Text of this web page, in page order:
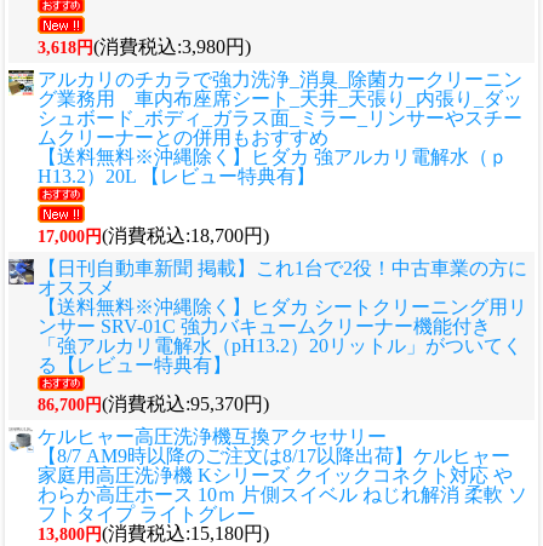
3,618円(消費税込:3,980円)
アルカリのチカラで強力洗浄_消臭_除菌カークリーニン
グ業務用 車内布座席シート_天井_天張り_内張り_ダッ
シュボード_ボディ_ガラス面_ミラー_リンサーやスチー
ムクリーナーとの併用もおすすめ
【送料無料※沖縄除く】ヒダカ 強アルカリ電解水（ｐ
H13.2）20L 【レビュー特典有】
17,000円(消費税込:18,700円)
【日刊自動車新聞 掲載】これ1台で2役！中古車業の方に
オススメ
【送料無料※沖縄除く】ヒダカ シートクリーニング用リ
ンサー SRV-01C 強力バキュームクリーナー機能付き
「強アルカリ電解水（pH13.2）20リットル」がついてく
る【レビュー特典有】
86,700円(消費税込:95,370円)
ケルヒャー高圧洗浄機互換アクセサリー
【8/7 AM9時以降のご注文は8/17以降出荷】ケルヒャー
家庭用高圧洗浄機 Kシリーズ クイックコネクト対応 や
わらか高圧ホース 10ｍ 片側スイベル ねじれ解消 柔軟 ソ
フトタイプ ライトグレー
13,800円(消費税込:15,180円)